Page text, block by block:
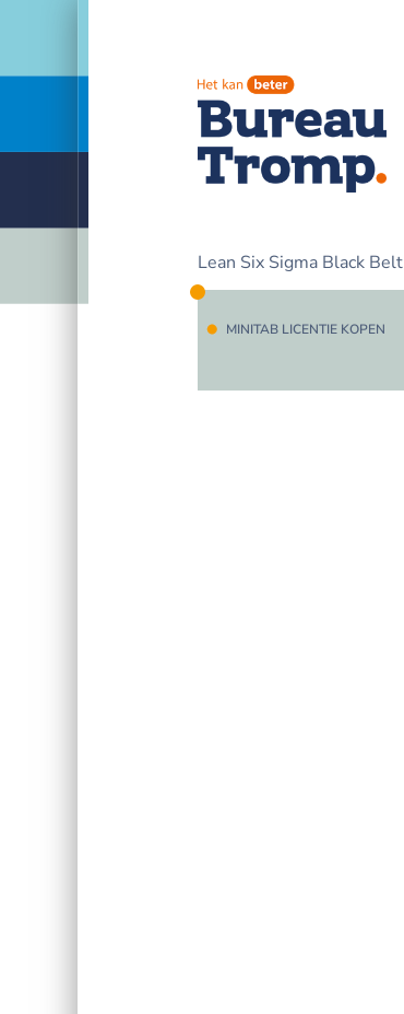
Lean Six Sigma Black Belt
MINITAB LICENTIE KOPEN